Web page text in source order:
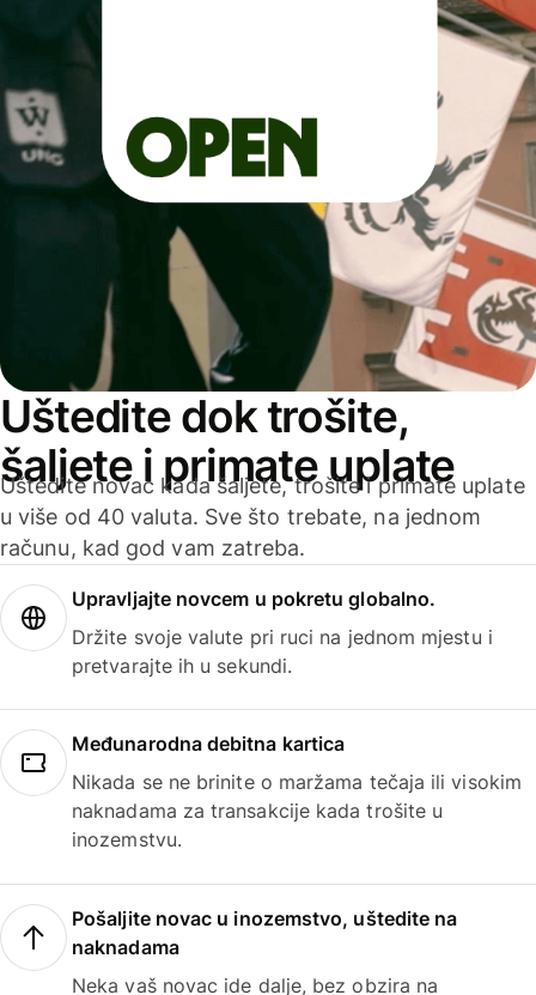
Uštedite dok trošite,
šaljete i primate uplate
Uštedite novac kada šaljete, trošite i primate uplate
u više od 40 valuta. Sve što trebate, na jednom
računu, kad god vam zatreba.
Upravljajte novcem u pokretu globalno.
Držite svoje valute pri ruci na jednom mjestu i
pretvarajte ih u sekundi.
Međunarodna debitna kartica
Nikada se ne brinite o maržama tečaja ili visokim
naknadama za transakcije kada trošite u
inozemstvu.
Pošaljite novac u inozemstvo, uštedite na
naknadama
Neka vaš novac ide dalje, bez obzira na